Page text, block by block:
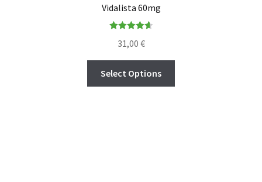
Vidalista 60mg
out of 5
31,00 €
Select Options